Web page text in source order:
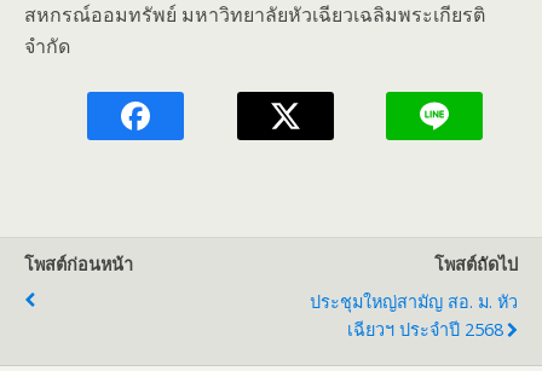
สหกรณ์ออมทรัพย์ มหาวิทยาลัยหัวเฉียวเฉลิมพระเกียรติ
จำกัด
โพสต์ก่อนหน้า
โพสต์ถัดไป
ประชุมใหญ่สามัญ สอ. ม. หัว
เฉียวฯ ประจำปี 2568